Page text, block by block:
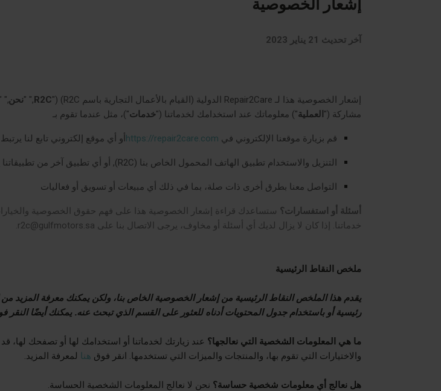
إشعار الخصوصية
آخر تحديث 21 يناير 2023
إشعار الخصوصية هذا لـ Repair2Care الدولية (القيام بالأعمال التجارية باسم R2C
)
(
"
R2C
," "نحن," "
مشاركة (" العملية") معلوماتك عند استخدامك لخدماتنا ("خدمات")، مثل عندما تقوم بـ
قم بزيارة موقعنا الإلكتروني في https://repair2care.com أو أي موقع إلكتروني تابع لنا
التنزيل والاستخدام تطبيق الهاتف المحمول الخاص بنا (
R2C)
, أو أي تطبيق آخر من
التواصل معنا بطرق أخرى ذات صلة، بما في ذلك أي مبيعات أو تسويق أو فعاليات
أسئلة أو استفسارات؟ ستساعدك قراءة إشعار الخصوصية هذا على فهم حقوق الخصوصية
خدماتنا. إذا كان لا يزال لديك أي أسئلة أو مخاوف، يرجى الاتصال بنا على r2c@gulfmotors.sa
.
ملخص النقاط الرئيسية
يقدم هذا الملخص النقاط الرئيسية من إشعار الخصوصية الخاص بنا، ولكن يمكنك معرفة المزيد
رئيسية أو باستخدام جدول المحتويات أدناه للعثور على القسم الذي تبحث عنه. يمكنك أيضًا النقر
ما هي المعلومات الشخصية التي نعالجها؟ عند زيارتك لخدماتنا أو استخدامك لها أو تصفحك لها،
والاختيارات التي تقوم بها، والمنتجات والميزات التي تستخدمها. انقر فوق هنا لمعرفة المزيد.
هل نعالج أي معلومات شخصية حساسة؟ نحن لا نعالج المعلومات الشخصية الحساسة.